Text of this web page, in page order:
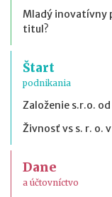
Mladý inovatívny
titul?
Štart
podnikania
Založenie s.r.o.
Živnosť vs s. r. o.
Dane
a účtovníctvo